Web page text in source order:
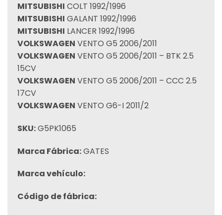
MITSUBISHI COLT 1992/1996
MITSUBISHI GALANT 1992/1996
MITSUBISHI LANCER 1992/1996
VOLKSWAGEN VENTO G5 2006/2011
VOLKSWAGEN VENTO G5 2006/2011 – BTK 2.5
15CV
VOLKSWAGEN VENTO G5 2006/2011 – CCC 2.5
17CV
VOLKSWAGEN VENTO G6-I 2011/2
SKU:G5PK1065
Marca Fábrica:GATES
Marca vehículo:
Código de fábrica: